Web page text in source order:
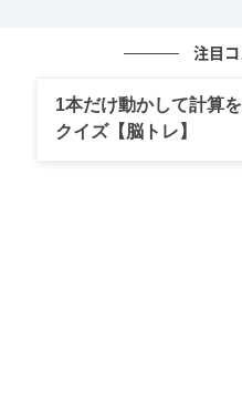
注目
1本だけ動かして計算
クイズ【脳トレ】